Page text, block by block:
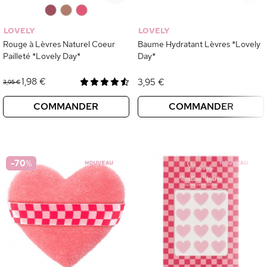
LOVELY
Rouge à Lèvres Naturel Coeur
Pailleté *Lovely Day*
3,95 €1,98 €
COMMANDER
LOVELY
Baume Hydratant Lèvres *Lovely
Day*
3,95 €
COMMANDER
-70%